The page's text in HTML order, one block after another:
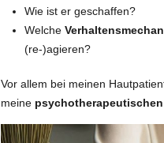
Wie ist er geschaffen?
Welche
(re-)agieren?
Vor allem bei meinen
meine